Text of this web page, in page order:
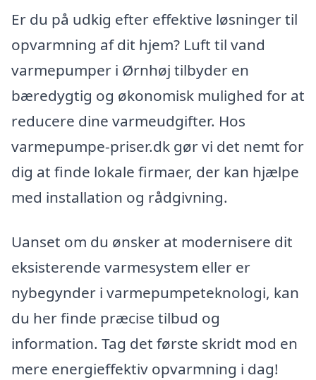
Er du på udkig efter effektive løsninger til
opvarmning af dit hjem? Luft til vand
varmepumper i Ørnhøj tilbyder en
bæredygtig og økonomisk mulighed for at
reducere dine varmeudgifter. Hos
varmepumpe-priser.dk gør vi det nemt for
dig at finde lokale firmaer, der kan hjælpe
med installation og rådgivning.
Uanset om du ønsker at modernisere dit
eksisterende varmesystem eller er
nybegynder i varmepumpeteknologi, kan
du her finde præcise tilbud og
information. Tag det første skridt mod en
mere energieffektiv opvarmning i dag!